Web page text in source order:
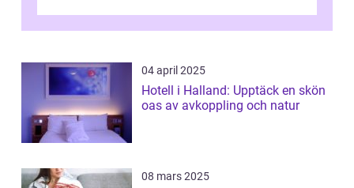
04 april 2025
Hotell i Halland: Upptäck en skön
oas av avkoppling och natur
08 mars 2025